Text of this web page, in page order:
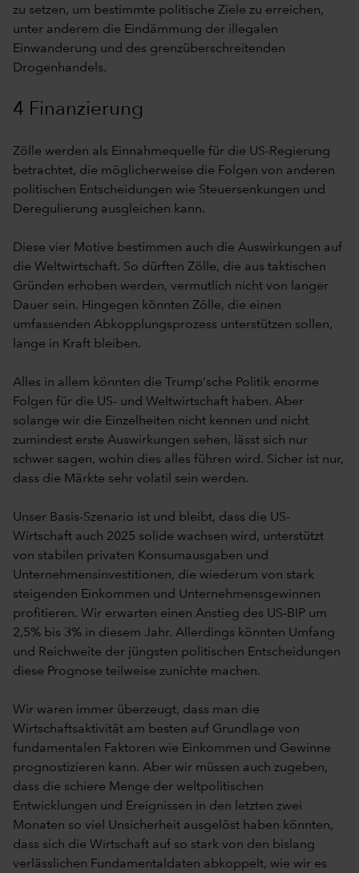
zu setzen, um bestimmte politische Ziele zu erreichen,
unter anderem die Eindämmung der illegalen
Einwanderung und des grenzüberschreitenden
Drogenhandels.
4 Finanzierung
Zölle werden als Einnahmequelle für die US-Regierung
betrachtet, die möglicherweise die Folgen von anderen
politischen Entscheidungen wie Steuersenkungen und
Deregulierung ausgleichen kann.
Diese vier Motive bestimmen auch die Auswirkungen auf
die Weltwirtschaft. So dürften Zölle, die aus taktischen
Gründen erhoben werden, vermutlich nicht von langer
Dauer sein. Hingegen könnten Zölle, die einen
umfassenden Abkopplungsprozess unterstützen sollen,
lange in Kraft bleiben.
Alles in allem könnten die Trump‘sche Politik enorme
Folgen für die US- und Weltwirtschaft haben. Aber
solange wir die Einzelheiten nicht kennen und nicht
zumindest erste Auswirkungen sehen, lässt sich nur
schwer sagen, wohin dies alles führen wird. Sicher ist nur,
dass die Märkte sehr volatil sein werden.
Unser Basis-Szenario ist und bleibt, dass die US-
Wirtschaft auch 2025 solide wachsen wird, unterstützt
von stabilen privaten Konsumausgaben und
Unternehmensinvestitionen, die wiederum von stark
steigenden Einkommen und Unternehmensgewinnen
profitieren. Wir erwarten einen Anstieg des US-BIP um
2,5% bis 3% in diesem Jahr. Allerdings könnten Umfang
und Reichweite der jüngsten politischen Entscheidungen
diese Prognose teilweise zunichte machen.
Wir waren immer überzeugt, dass man die
Wirtschaftsaktivität am besten auf Grundlage von
fundamentalen Faktoren wie Einkommen und Gewinne
prognostizieren kann. Aber wir müssen auch zugeben,
dass die schiere Menge der weltpolitischen
Entwicklungen und Ereignissen in den letzten zwei
Monaten so viel Unsicherheit ausgelöst haben könnten,
dass sich die Wirtschaft auf so stark von den bislang
verlässlichen Fundamentaldaten abkoppelt, wie wir es